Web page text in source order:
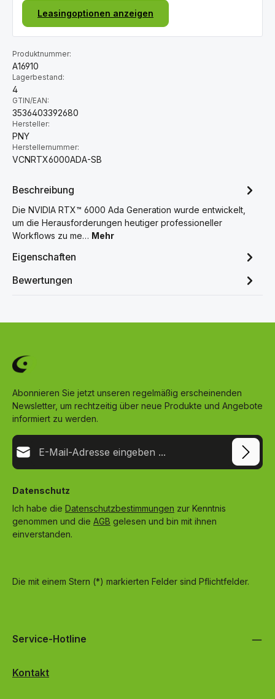
Leasingoptionen anzeigen
Produktnummer:
A16910
Lagerbestand:
4
GTIN/EAN:
3536403392680
Hersteller:
PNY
Herstellernummer:
VCNRTX6000ADA-SB
Beschreibung
Die NVIDIA RTX™ 6000 Ada Generation wurde entwickelt,
um die Herausforderungen heutiger professioneller
Workflows zu me… Mehr
Eigenschaften
Bewertungen
Abonnieren Sie jetzt unseren regelmäßig erscheinenden
Newsletter, um rechtzeitig über neue Produkte und Angebote
informiert zu werden.
E-Mail-Adresse*
Datenschutz
Ich habe die Datenschutzbestimmungen zur Kenntnis
genommen und die AGB gelesen und bin mit ihnen
einverstanden.
Die mit einem Stern (*) markierten Felder sind Pflichtfelder.
Service-Hotline
Kontakt